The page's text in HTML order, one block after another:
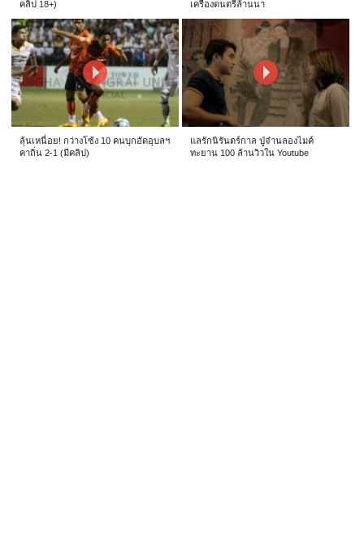
คลิป 18+)
เครื่องดนตรีล้านนา
ลุ้นเหนื่อย! กว่างโซ้ง 10 คนบุกอัดอุบลฯ
คาถิ่น 2-1 (มีคลิป)
แลรักนิรันดร์กาล ปู่จ๋านลองไมค์
ทะยาน 100 ล้านวิวใน Youtube